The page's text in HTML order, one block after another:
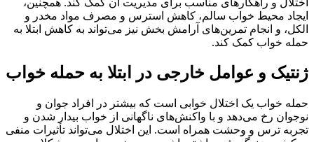
ایجاد محیط خواب سالم، کاهش استرس و مصرف مواد مخدر و
الکل، و انجام تمرین‌های آرامش بخش نیز می‌تواند به کاهش ابتلا به
حمله خواب کمک کند.
ژنتیک و عوامل خارجی در ابتلا به حمله خواب
حمله خواب یک اختلال خوابی است که بیشتر در افراد جوان و
نوجوان رخ می‌دهد و با واکنش‌های ناگهانی از خواب بیدار شدن و
تجربه ترس و وحشت همراه است. این اختلال می‌تواند تأثیرات منفی